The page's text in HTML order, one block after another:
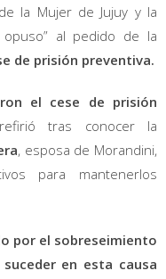
la Mujer de Jujuy y la
opuso” al pedido de la
de prisión preventiva.
el cese de prisión
tras conocer la
, esposa de Morandini,
para mantenerlos
por el sobreseimiento
en esta causa